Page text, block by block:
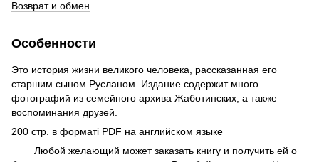
Возврат и обмен
Особенности
Это история жизни великого человека, рассказанная его
старшим сыном Русланом. Издание содержит много
фотографий из семейного архива Жаботинских, а также
воспоминания друзей.
200 стр. в форматі PDF на английском языке
Любой желающий может заказать книгу и получить ей о